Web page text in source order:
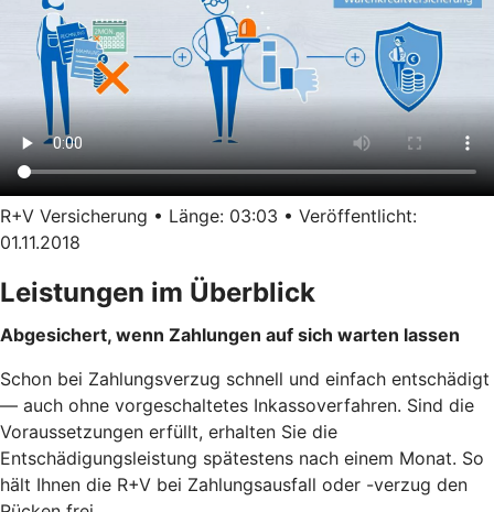
R+V Versicherung • Länge: 03:03 • Veröffentlicht:
01.11.2018
Leistungen im Überblick
Abgesichert, wenn Zahlungen auf sich warten lassen
Schon bei Zahlungsverzug schnell und einfach entschädigt
— auch ohne vorgeschaltetes Inkassoverfahren. Sind die
Voraussetzungen erfüllt, erhalten Sie die
Entschädigungsleistung spätestens nach einem Monat. So
hält Ihnen die R+V bei Zahlungsausfall oder -verzug den